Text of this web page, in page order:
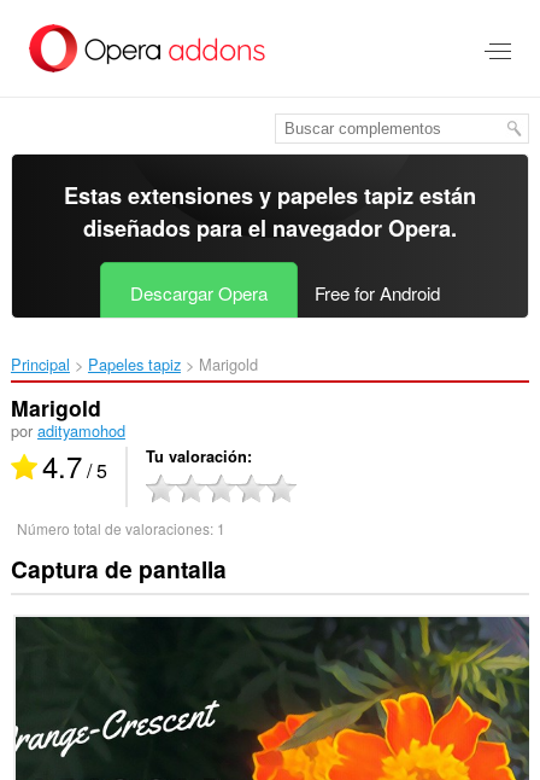
contenido
Estas extensiones y papeles tapiz están
diseñados para el navegador Opera.
Descargar Opera Free for Android
Principal Papeles tapiz Marigold‎
Marigold
por adityamohod
4.7/ 5 Tu valoración
Número total de valoraciones: 1
Captura de pantalla